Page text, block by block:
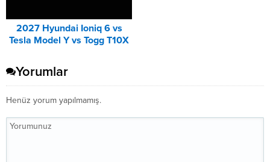
2027 Hyundai Ioniq 6 vs
Tesla Model Y vs Togg T10X
Yorumlar
Henüz yorum yapılmamış.